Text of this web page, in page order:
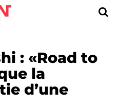
: «Road to
la
d’une